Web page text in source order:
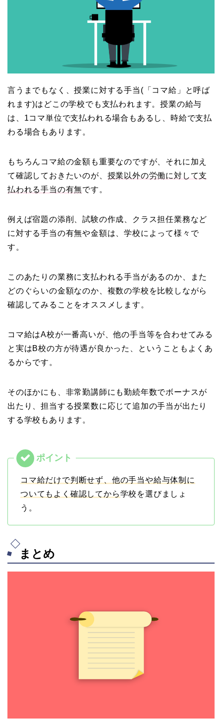
言うまでもなく、授業に対する手当(「コマ給」と呼ば
れます)はどこの学校でも支払われます。授業の給与
は、1コマ単位で支払われる場合もあるし、時給で支払
わる場合もあります。
もちろんコマ給の金額も重要なのですが、それに加え
て確認しておきたいのが、 授業以外の労働に対して支
払われる手当の有無です。
例えば宿題の添削、試験の作成、クラス担任業務など
に対する手当の有無や金額は、学校によって様々で
す。
このあたりの業務に支払われる手当があるのか、また
どのぐらいの金額なのか、複数の学校を比較しながら
確認してみることをオススメします。
コマ給はA校が一番高いが、他の手当等を合わせてみる
と実はB校の方が待遇が良かった、ということもよくあ
るからです。
そのほかにも、非常勤講師にも勤続年数でボーナスが
出たり、担当する授業数に応じて追加の手当が出たり
する学校もあります。
コマ給だけで判断せず、他の手当や給与体制に
ついてもよく確認してから学校を選びましょ
う。
まとめ